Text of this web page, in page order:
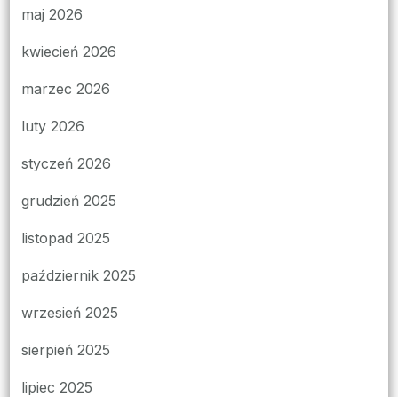
maj 2026
kwiecień 2026
marzec 2026
luty 2026
styczeń 2026
grudzień 2025
listopad 2025
październik 2025
wrzesień 2025
sierpień 2025
lipiec 2025